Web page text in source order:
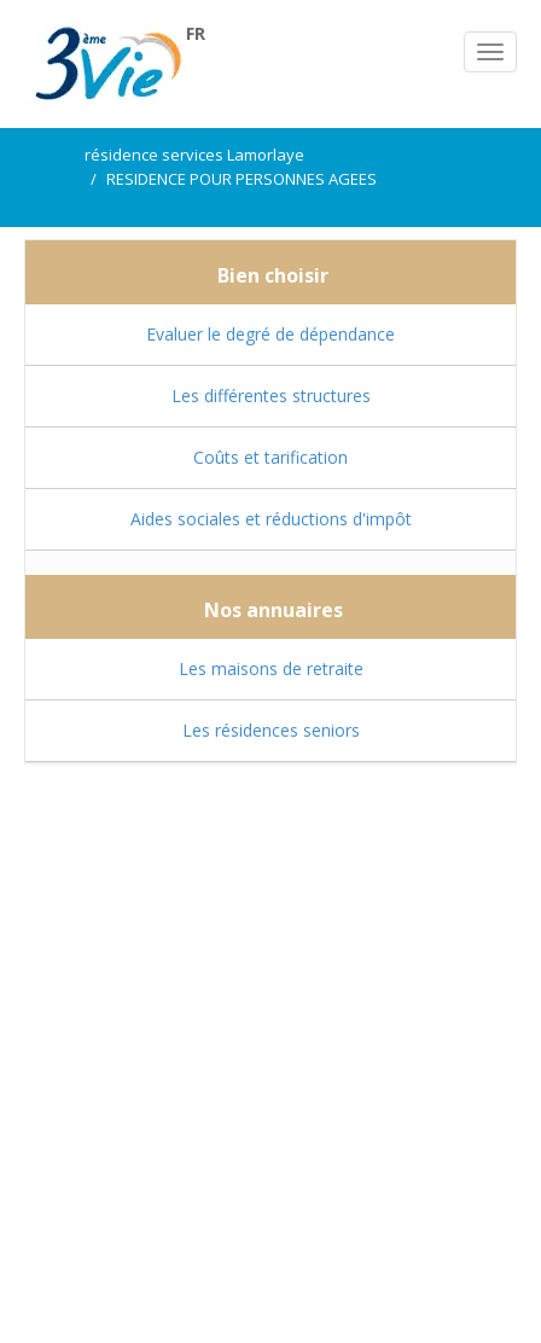
FR
résidence services Lamorlaye
RESIDENCE POUR PERSONNES AGEES
Bien choisir
Evaluer le degré de dépendance
Les différentes structures
Coûts et tarification
Aides sociales et réductions d'impôt
Nos annuaires
Les maisons de retraite
Les résidences seniors